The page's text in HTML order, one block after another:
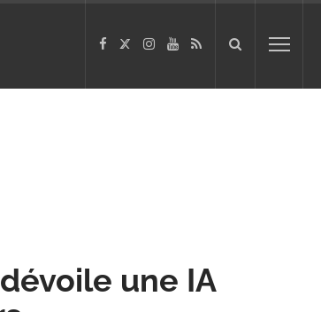
une IA